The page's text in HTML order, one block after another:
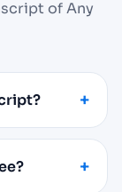
of Any